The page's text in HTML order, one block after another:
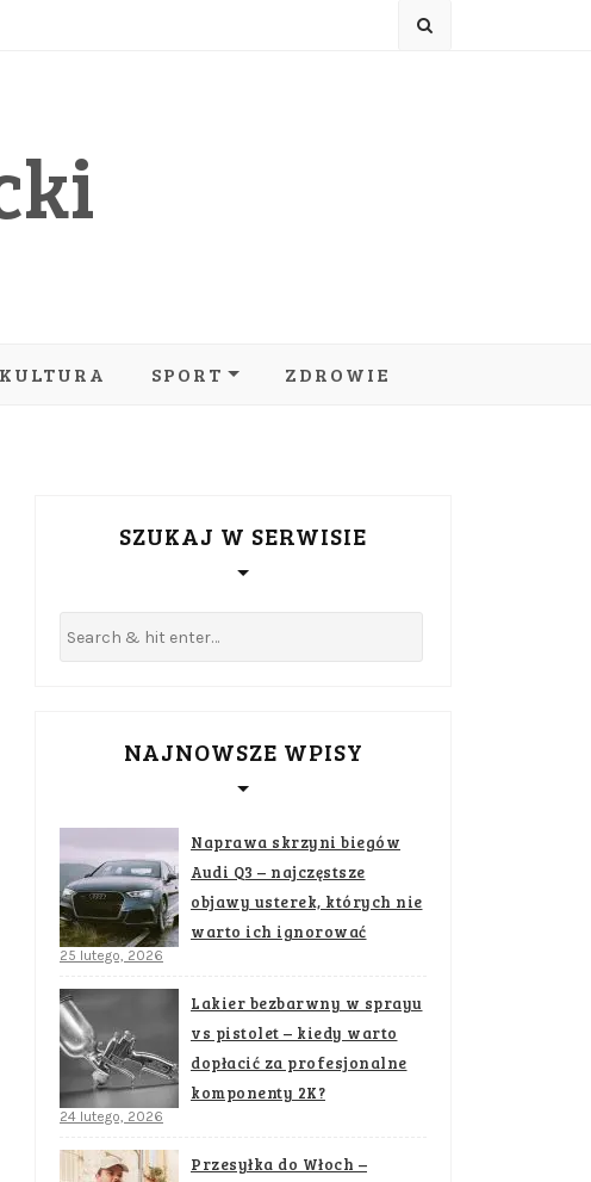
KULTURA SPORT ZDROWIE
SZUKAJ W SERWISIE
NAJNOWSZE WPISY
Naprawa skrzyni biegów
Audi Q3 – najczęstsze
objawy usterek, których nie
warto ich ignorować
25 lutego, 2026
Lakier bezbarwny w sprayu
vs pistolet – kiedy warto
dopłacić za profesjonalne
komponenty 2K?
24 lutego, 2026
Przesyłka do Włoch –